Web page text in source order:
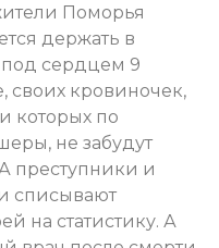
Поморья
держать в
сердцем 9
своих кровиночек,
которых по
не забудут
преступники и
списывают
на статистику. А